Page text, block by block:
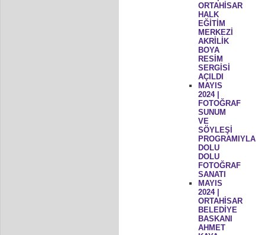
ORTAHİSAR
HALK
EĞİTİM
MERKEZİ
AKRİLİK
BOYA
RESİM
SERGİSİ
AÇILDI
MAYIS
2024 |
FOTOĞRAF
SUNUM
VE
SÖYLEŞİ
PROGRAMIYLA
DOLU
DOLU
FOTOĞRAF
SANATI
MAYIS
2024 |
ORTAHİSAR
BELEDİYE
BASKANI
AHMET